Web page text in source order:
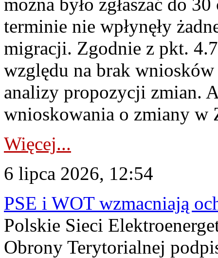
terminie nie wpłynęły
migracji. Zgodnie z pkt.
względu na brak
analizy propozycji zmian.
wnioskowania o zmiany w
Więcej...
6 lipca 2026, 12:54
PSE i WOT wzmacniają
Polskie Sieci
Obrony Terytorialnej